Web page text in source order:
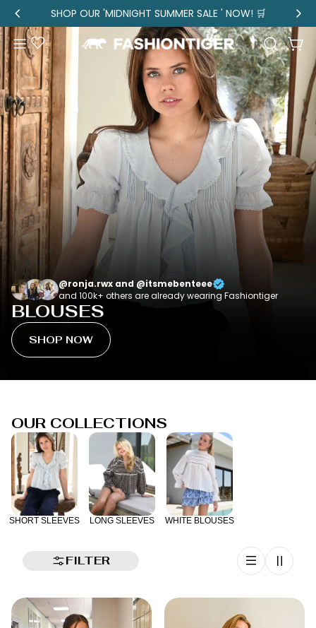
Skip
to
content
SHOP OUR 'MIDNIGHT SUMMER SALE ' NOW! 🛒
Loyalty
Program
@ronja.rwx and @itsmebenteee
and 100k+ others are already wearing Fashiontiger
BLOUSES
SHOP NOW
OUR COLLECTIONS
SHORT SLEEVES LONG SLEEVES WHITE BLOUSES
FILTER